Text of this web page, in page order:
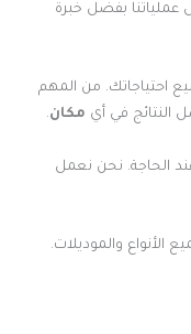
عملياتنا بفضل خبرة
احتياجاتك. من المهم
النتائج في أي مكان.
عند الحاجة. نحن نعمل
الأنواع والموديلات.